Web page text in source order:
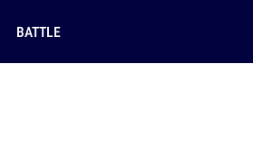
BATTLE